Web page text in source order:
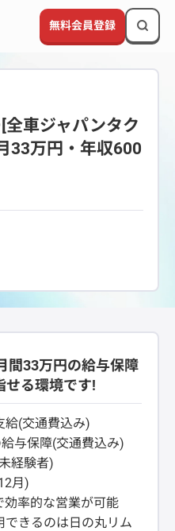
無料会員登録
車ジャパンタク
33万円・年収600
間33万円の給与保障
せる環境です!
給(交通費込み)
与保障(交通費込み)
経験者)
月)
効率的な営業が可能
できるのは日の丸リム